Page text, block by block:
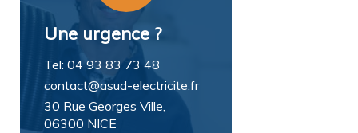
Une urgence ?
Tel: 04 93 83 73 48
contact@asud-electricite.fr
30 Rue Georges Ville,
06300 NICE